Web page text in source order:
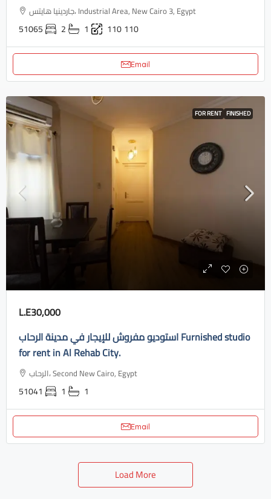
جاردينيا هايتس، Industrial Area, New Cairo 3, Egypt
51065 2 1 110110
Email
FOR RENT FINISHED
L.E30,000
استوديو مفروش للإيجار في مدينة الرحاب Furnished studio
for rent in Al Rehab City.
الرحاب، Second New Cairo, Egypt
51041 1 1
Email
Load More